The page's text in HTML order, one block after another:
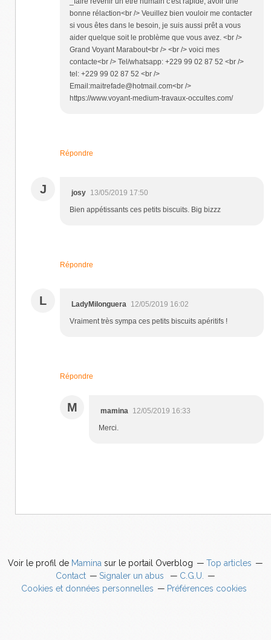
bonne rélaction<br /> Veuillez bien vouloir me contacter
si vous êtes dans le besoin, je suis aussi prêt a vous
aider quelque soit le problème que vous avez. <br />
Grand Voyant Marabout<br /> <br /> voici mes
contacte<br /> Tel/whatsapp: +229 99 02 87 52 <br />
tel: +229 99 02 87 52 <br />
Email:maitrefade@hotmail.com<br />
https://www.voyant-medium-travaux-occultes.com/
Répondre
J josy 13/05/2019 17:50
Bien appétissants ces petits biscuits. Big bizzz
Répondre
L LadyMilonguera
12/05/2019 16:02
Vraiment très sympa ces petits biscuits apéritifs !
Répondre
M mamina
12/05/2019 16:33
Merci.
Voir le profil de Mamina sur le portail Overblog
Top articles
Contact
Signaler un abus
C.G.U.
Cookies et données personnelles
Préférences cookies